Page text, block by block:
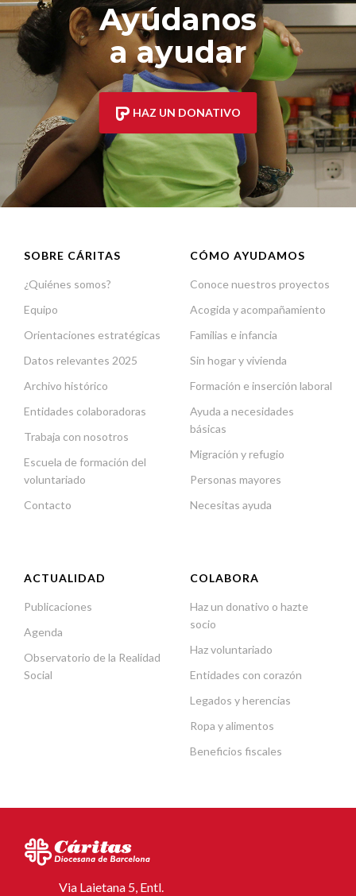
Ayúdanos
a ayudar
HAZ UN DONATIVO
SOBRE CÁRITAS
¿Quiénes somos?
Equipo
Orientaciones estratégicas
Datos relevantes 2025
Archivo histórico
Entidades colaboradoras
Trabaja con nosotros
Escuela de formación del
voluntariado
Contacto
CÓMO AYUDAMOS
Conoce nuestros proyectos
Acogida y acompañamiento
Familias e infancia
Sin hogar y vivienda
Formación e inserción laboral
Ayuda a necesidades
básicas
Migración y refugio
Personas mayores
Necesitas ayuda
ACTUALIDAD
Publicaciones
Agenda
Observatorio de la Realidad
Social
COLABORA
Haz un donativo o hazte
socio
Haz voluntariado
Entidades con corazón
Legados y herencias
Ropa y alimentos
Beneficios fiscales
Via Laietana 5, Entl.